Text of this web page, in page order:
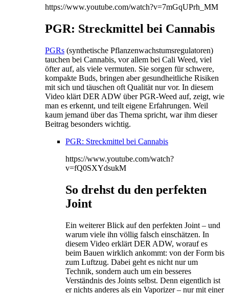
https://www.youtube.com/watch?v=7mGqUPrh_MM
PGR: Streckmittel bei Cannabis
PGRs (synthetische Pflanzenwachstumsregulatoren)
tauchen bei Cannabis, vor allem bei Cali Weed, viel
öfter auf, als viele vermuten. Sie sorgen für schwere,
kompakte Buds, bringen aber gesundheitliche Risiken
mit sich und täuschen oft Qualität nur vor. In diesem
Video klärt DER ADW über PGR-Weed auf, zeigt, wie
man es erkennt, und teilt eigene Erfahrungen. Weil
kaum jemand über das Thema spricht, war ihm dieser
Beitrag besonders wichtig.
PGR: Streckmittel bei Cannabis
https://www.youtube.com/watch?
v=fQ0SXYdsukM
So drehst du den perfekten
Joint
Ein weiterer Blick auf den perfekten Joint – und
warum viele ihn völlig falsch einschätzen. In
diesem Video erklärt DER ADW, worauf es
beim Bauen wirklich ankommt: von der Form bis
zum Luftzug. Dabei geht es nicht nur um
Technik, sondern auch um ein besseres
Verständnis des Joints selbst. Denn eigentlich ist
er nichts anderes als ein Vaporizer – nur mit einer